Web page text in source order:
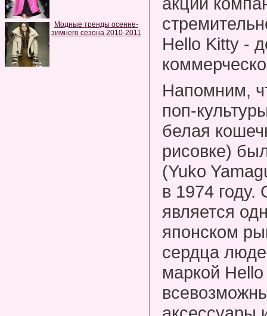
Модные тренды осенне-
зимнего сезона 2010-2011
Hello Kitty -
Напомним,
поп-
белая
рисовке)
(Yuko
в 1974 году.
является
японском
сердца
маркой